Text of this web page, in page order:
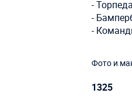
-
-
-
Фото и
1325